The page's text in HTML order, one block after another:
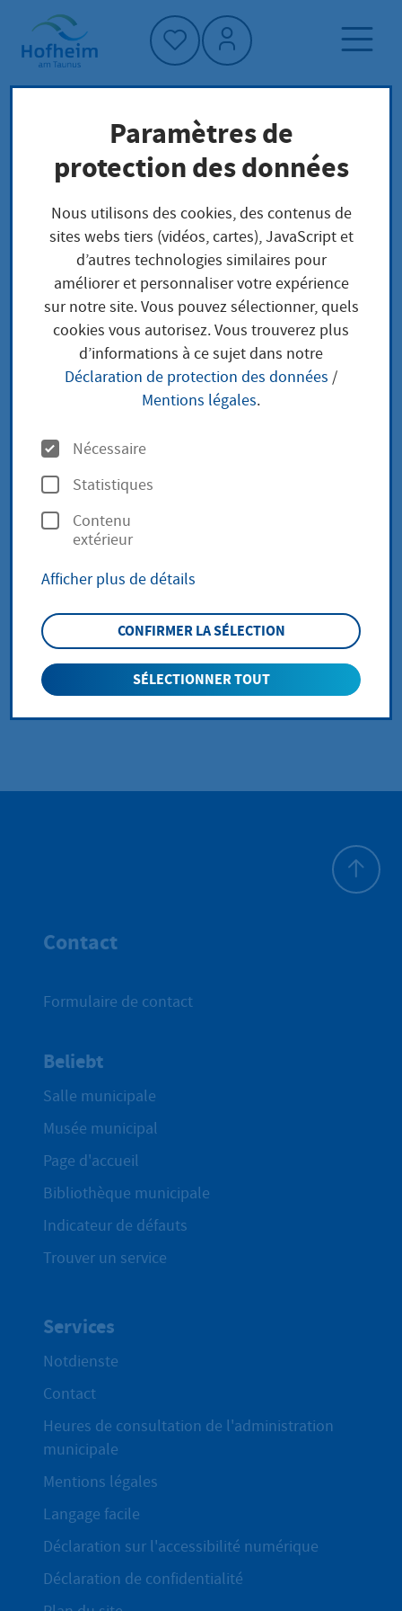
Accueil"
Page d'accueil
Trouver un service
Structure administrative
Ihr zuständiges Landgericht finden Sie über
das Orts- und Gerichtsverzeichnis
Ihr zuständiges
Landgericht finden Sie
über das Orts- und
Gerichtsverzeichnis
zurück zur Übersicht
Unsere Leistungen
Zugehörige
Organisationseinheit(en)
Contact
Formulaire de contact
Beliebt
Salle municipale
Musée municipal
Page d'accueil
Bibliothèque municipale
Indicateur de défauts
Trouver un service
Services
Notdienste
Contact
Heures de consultation de l'administration
municipale
Mentions légales
Langage facile
Déclaration sur l'accessibilité numérique
Déclaration de confidentialité
Paramètres de
protection des données
Nous utilisons des cookies, des contenus de
sites webs tiers (vidéos, cartes), JavaScript et
d’autres technologies similaires pour
améliorer et personnaliser votre expérience
sur notre site. Vous pouvez sélectionner, quels
cookies vous autorisez. Vous trouverez plus
d’informations à ce sujet dans notre
Déclaration de protection des données /
Mentions légales.
O
p
t
i
n
s
Nécessaire
Statistiques
Contenu
extérieur
Afficher plus de détails
CONFIRMER LA SÉLECTION
SÉLECTIONNER TOUT